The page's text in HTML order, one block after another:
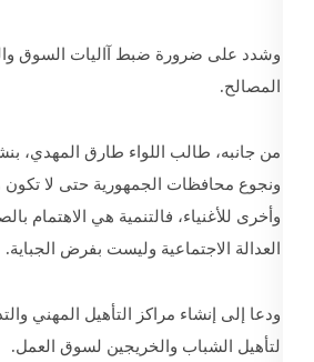
وشدد على ضرورة ضبط آاليات السوق
المصالح.
من جانبه، طالب اللواء طارق المهدي،
ونجوع محافظات الجمهورية حتى لا تكون
وأخرى للأغنياء، فالتنمية هي الاهتمام
العدالة الاجتماعية وليست بفرض الجباية.
ودعا إلى إنشاء مراكز التأهيل المهني
لتأهيل الشباب والخريجين لسوق العمل.